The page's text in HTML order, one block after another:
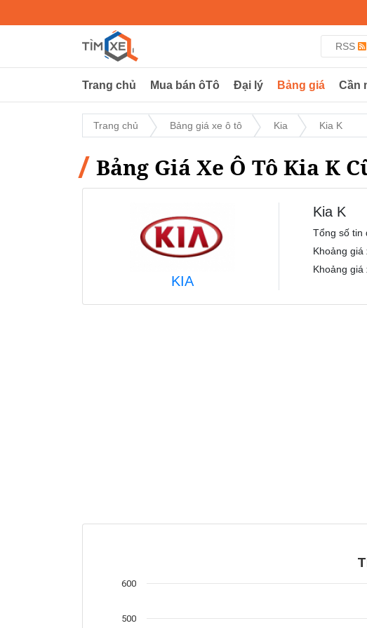
RSS
Trang chủ Mua bán ôTô Đại lý Bảng giá Cần
Trang chủ Bảng giá xe ô tô Kia Kia K
Bảng Giá Xe Ô Tô Kia K
KIA
Kia K
Tổng số tin
Khoảng giá
Khoảng giá
500
600